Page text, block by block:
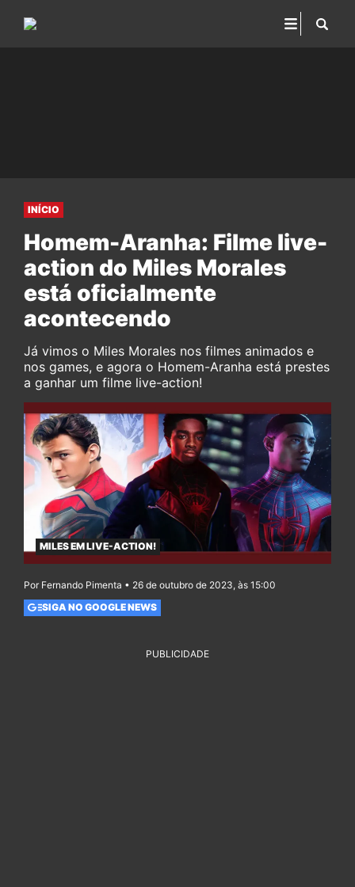
INÍCIO
Homem-Aranha: Filme live-
action do Miles Morales
está oficialmente
acontecendo
Já vimos o Miles Morales nos filmes animados e
nos games, e agora o Homem-Aranha está prestes
a ganhar um filme live-action!
MILES EM LIVE-ACTION!
Por Fernando Pimenta • 26 de outubro de 2023, às 15:00
SIGA NO GOOGLE NEWS
PUBLICIDADE